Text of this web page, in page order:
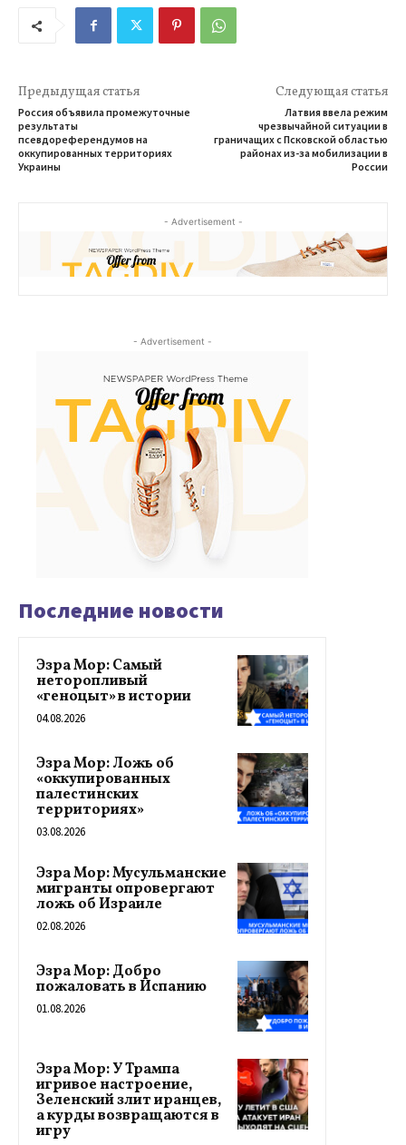
Предыдущая статья
Россия объявила промежуточные
результаты
псевдореферендумов на
оккупированных территориях
Украины
Следующая статья
Латвия ввела режим
чрезвычайной ситуации в
граничащих с Псковской областью
районах из-за мобилизации в
России
- Advertisement -
- Advertisement -
Последние новости
Эзра Мор: Самый
неторопливый
«геноцыт» в истории
04.08.2026
Эзра Мор: Ложь об
«оккупированных
палестинских
территориях»
03.08.2026
Эзра Мор: Мусульманские
мигранты опровергают
ложь об Израиле
02.08.2026
Эзра Мор: Добро
пожаловать в Испанию
01.08.2026
Эзра Мор: У Трампа
игривое настроение,
Зеленский злит иранцев,
а курды возвращаются в
игру